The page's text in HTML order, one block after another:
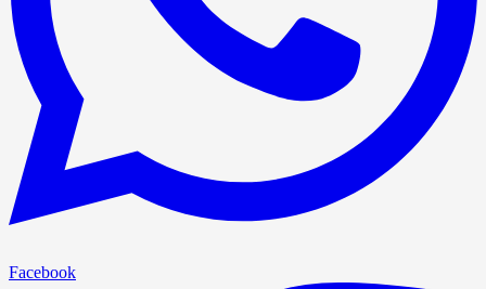
Facebook